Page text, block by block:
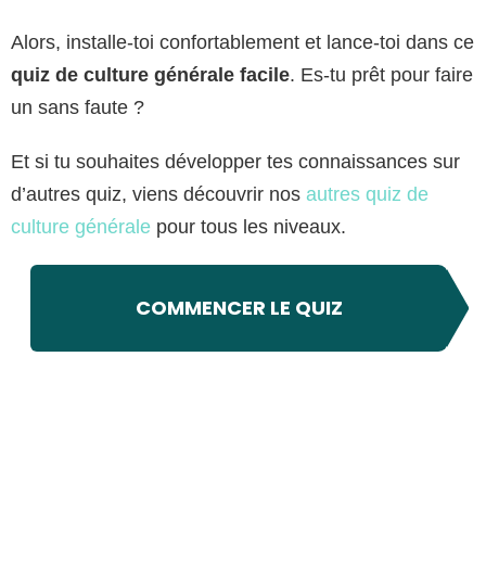
Alors, installe-toi confortablement et lance-toi dans ce
quiz de culture générale facile. Es-tu prêt pour faire
un sans faute ?
Et si tu souhaites développer tes connaissances sur
d’autres quiz, viens découvrir nos autres quiz de
culture générale pour tous les niveaux.
COMMENCER LE QUIZ